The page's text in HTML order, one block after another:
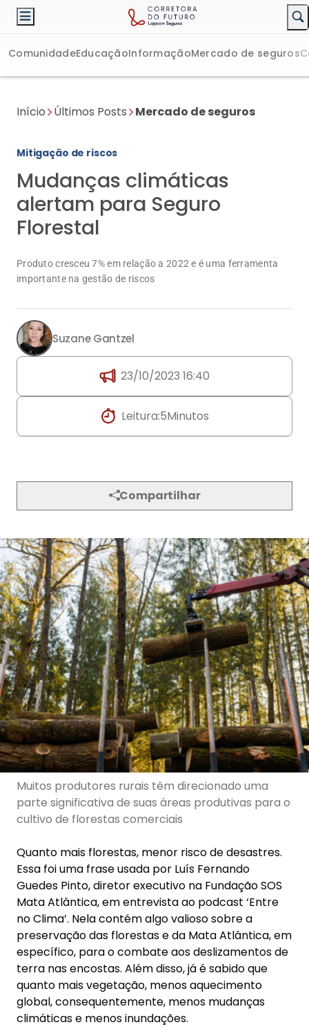
ComunidadeEducaçãoInformaçãoMercado de seguros
Início Últimos Posts Mercado de seguros
Mitigação de riscos
Mudanças climáticas
alertam para Seguro
Florestal
Produto cresceu 7% em relação a 2022 e é uma ferramenta
importante na gestão de riscos
Suzane Gantzel
23/10/2023 16:40
Leitura:5Minutos
Compartilhar
Muitos produtores rurais têm direcionado uma
parte significativa de suas áreas produtivas para o
cultivo de florestas comerciais
Quanto mais florestas, menor risco de desastres.
Essa foi uma frase usada por Luís Fernando
Guedes Pinto, diretor executivo na Fundação SOS
Mata Atlântica, em entrevista ao podcast ‘Entre
no Clima’. Nela contém algo valioso sobre a
preservação das florestas e da Mata Atlântica, em
específico, para o combate aos deslizamentos de
terra nas encostas. Além disso, já é sabido que
quanto mais vegetação, menos aquecimento
global, consequentemente, menos mudanças
climáticas e menos inundações.